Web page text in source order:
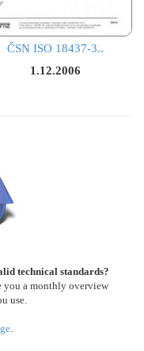
ČSN ISO 18437-3..
1.12.2006
technical standards?
you a monthly overview
use.
.